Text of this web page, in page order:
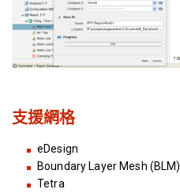
支援網格
eDesign
Boundary Layer Mesh (BLM)
Tetra